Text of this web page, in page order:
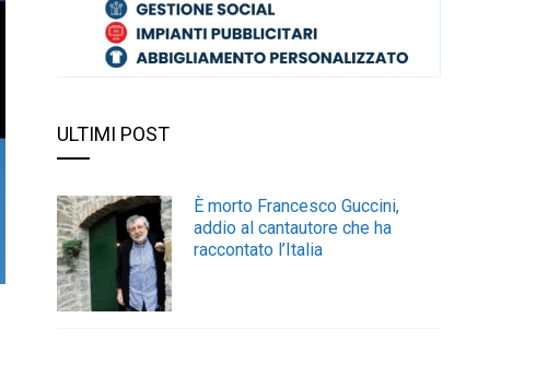
ULTIMI POST
È morto Francesco Guccini,
addio al cantautore che ha
raccontato l’Italia